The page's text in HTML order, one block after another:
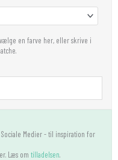
en farve her, eller skrive i
Medier - til inspiration for
Læs om tilladelsen.